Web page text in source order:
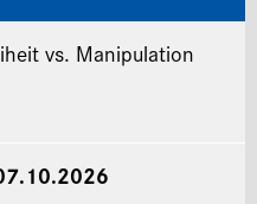
vs. Manipulation